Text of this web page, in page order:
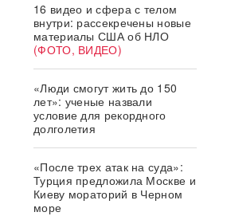
16 видео и сфера с телом
внутри: рассекречены новые
материалы США об НЛО
(ФОТО, ВИДЕО)
«Люди смогут жить до 150
лет»: ученые назвали
условие для рекордного
долголетия
«После трех атак на суда»:
Турция предложила Москве и
Киеву мораторий в Черном
море